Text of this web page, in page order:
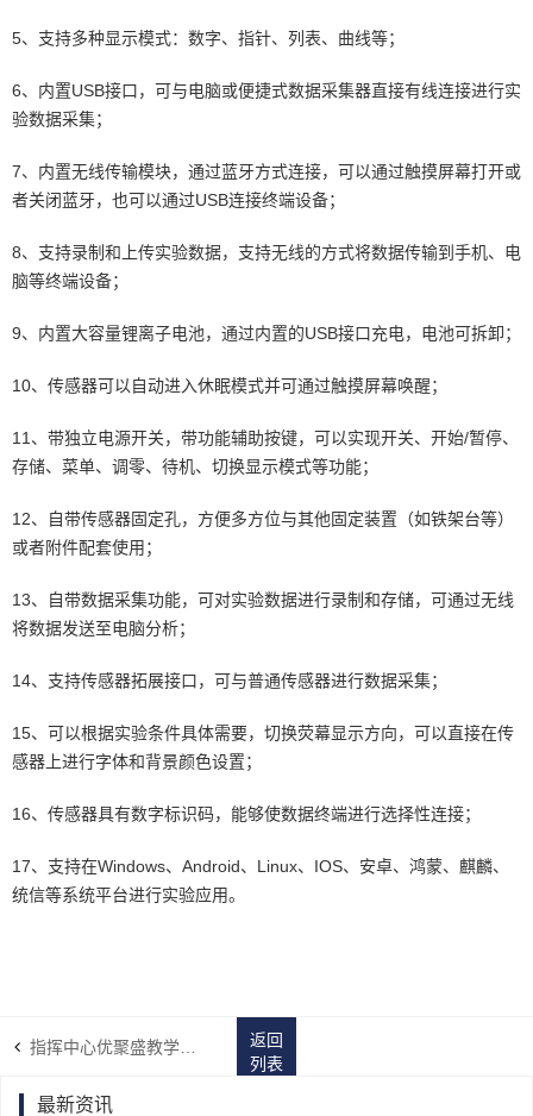
5、支持多种显示模式：数字、指针、列表、曲线等；
6、内置USB接口，可与电脑或便捷式数据采集器直接有线连接进行实
验数据采集；
7、内置无线传输模块，通过蓝牙方式连接，可以通过触摸屏幕打开或
者关闭蓝牙，也可以通过USB连接终端设备；
8、支持录制和上传实验数据，支持无线的方式将数据传输到手机、电
脑等终端设备；
9、内置大容量锂离子电池，通过内置的USB接口充电，电池可拆卸；
10、传感器可以自动进入休眠模式并可通过触摸屏幕唤醒；
11、带独立电源开关，带功能辅助按键，可以实现开关、开始/暂停、
存储、菜单、调零、待机、切换显示模式等功能；
12、自带传感器固定孔，方便多方位与其他固定装置（如铁架台等）
或者附件配套使用；
13、自带数据采集功能，可对实验数据进行录制和存储，可通过无线
将数据发送至电脑分析；
14、支持传感器拓展接口，可与普通传感器进行数据采集；
15、可以根据实验条件具体需要，切换荧幕显示方向，可以直接在传
感器上进行字体和背景颜色设置；
16、传感器具有数字标识码，能够使数据终端进行选择性连接；
17、支持在Windows、Android、Linux、IOS、安卓、鸿蒙、麒麟、
统信等系统平台进行实验应用。
返回
列表
最新资讯